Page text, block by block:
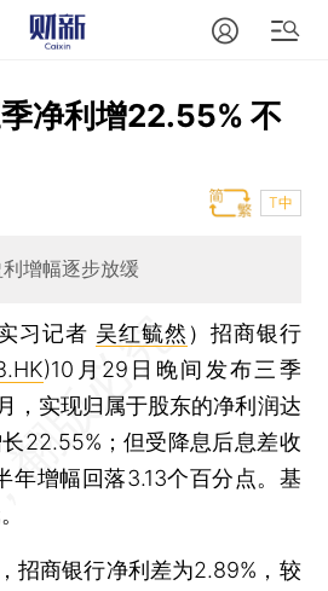
净利增22.55% 不
T中
增幅逐步放缓
习记者 吴红毓然 ） 招商银行
)10月29日晚间发布三季
，实现归属于股东的净利润达
22.55%；但受降息后息差收
年增幅回落3.13个百分点。基
商银行净利差为2.89%，较